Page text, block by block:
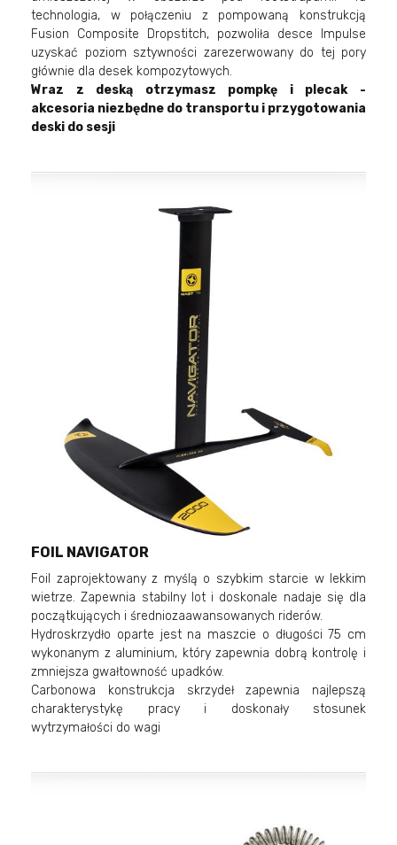
technologia, w połączeniu z pompowaną konstrukcją
Fusion Composite Dropstitch, pozwoliła desce Impulse
uzyskać poziom sztywności zarezerwowany do tej pory
głównie dla desek kompozytowych.
Wraz z deską otrzymasz pompkę i plecak -
akcesoria niezbędne do transportu i przygotowania
deski do sesji
FOIL NAVIGATOR
Foil zaprojektowany z myślą o szybkim starcie w lekkim
wietrze. Zapewnia stabilny lot i doskonale nadaje się dla
początkujących i średniozaawansowanych riderów.
Hydroskrzydło oparte jest na maszcie o długości 75 cm
wykonanym z aluminium, który zapewnia dobrą kontrolę i
zmniejsza gwałtowność upadków.
Carbonowa konstrukcja skrzydeł zapewnia najlepszą
charakterystykę pracy i doskonały stosunek
wytrzymałości do wagi